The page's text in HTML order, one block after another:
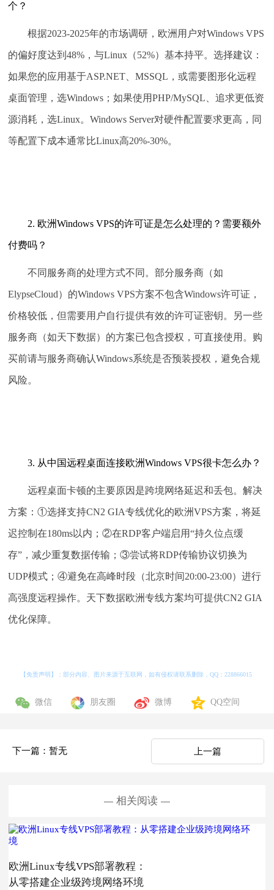
个？
根据2023-2025年的市场调研，欧洲用户对Windows VPS
的偏好度达到48%，与Linux（52%）基本持平。选择建议：
如果您的应用基于ASP.NET、MSSQL，或需要图形化远程
桌面管理，选Windows；如果使用PHP/MySQL、追求更低资
源消耗，选Linux。Windows Server对硬件配置要求更高，同
等配置下成本通常比Linux高20%-30%。
2. 欧洲Windows VPS的许可证是怎么处理的？需要额外
付费吗？
不同服务商的处理方式不同。部分服务商（如
ElypseCloud）的Windows VPS方案不包含Windows许可证，
价格较低，但需要用户自行提供有效的许可证密钥。另一些
服务商（如天下数据）的方案已包含授权，可直接使用。购
买前请与服务商确认Windows系统是否预装授权，避免合规
风险。
3. 从中国远程桌面连接欧洲Windows VPS很卡怎么办？
远程桌面卡顿的主要原因是跨境网络延迟和丢包。解决
方案：①选择支持CN2 GIA专线优化的欧洲VPS方案，将延
迟控制在180ms以内；②在RDP客户端启用“持久位点缓
存”，减少重复数据传输；③尝试将RDP传输协议切换为
UDP模式；④避免在高峰时段（北京时间20:00-23:00）进行
高强度远程操作。天下数据欧洲专线方案均可提供CN2 GIA
优化保障。
【免责声明】：部分内容、图片来源于互联网，如有侵权请联系删除，QQ：228866015
微信 朋友圈 微博 QQ空间
下一篇：暂无 上一篇
相关阅读
欧洲Linux专线VPS部署教程：
从零搭建企业级跨境网络环境